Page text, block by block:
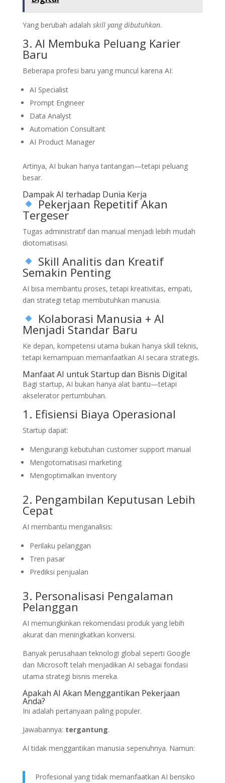
Yang berubah adalah skill yang dibutuhkan.
3. AI Membuka Peluang Karier
Baru
Beberapa profesi baru yang muncul karena AI:
AI Specialist
Prompt Engineer
Data Analyst
Automation Consultant
AI Product Manager
Artinya, AI bukan hanya tantangan—tetapi peluang
besar.
Dampak AI terhadap Dunia Kerja
Pekerjaan Repetitif Akan
Tergeser
Tugas administratif dan manual menjadi lebih mudah
diotomatisasi.
Skill Analitis dan Kreatif
Semakin Penting
AI bisa membantu proses, tetapi kreativitas, empati,
dan strategi tetap membutuhkan manusia.
Kolaborasi Manusia + AI
Menjadi Standar Baru
Ke depan, kompetensi utama bukan hanya skill teknis,
tetapi kemampuan memanfaatkan AI secara strategis.
Manfaat AI untuk Startup dan Bisnis Digital
Bagi startup, AI bukan hanya alat bantu—tetapi
akselerator pertumbuhan.
1. Efisiensi Biaya Operasional
Startup dapat:
Mengurangi kebutuhan customer support manual
Mengotomatisasi marketing
Mengoptimalkan inventory
2. Pengambilan Keputusan Lebih
Cepat
AI membantu menganalisis:
Perilaku pelanggan
Tren pasar
Prediksi penjualan
3. Personalisasi Pengalaman
Pelanggan
AI memungkinkan rekomendasi produk yang lebih
akurat dan meningkatkan konversi.
Banyak perusahaan teknologi global seperti Google
dan Microsofttelah menjadikan AI sebagai fondasi
utama strategi bisnis mereka.
Apakah AI Akan Menggantikan Pekerjaan
Anda?
Ini adalah pertanyaan paling populer.
Jawabannya: tergantung.
AI tidak menggantikan manusia sepenuhnya. Namun:
Profesional yang tidak memanfaatkan AI berisiko